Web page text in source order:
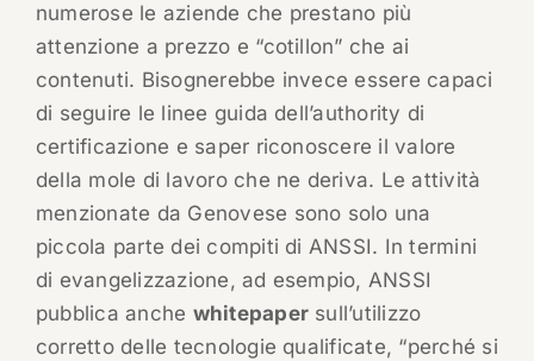
numerose le aziende che prestano più
attenzione a prezzo e “cotillon” che ai
contenuti. Bisognerebbe invece essere capaci
di seguire le linee guida dell’authority di
certificazione e saper riconoscere il valore
della mole di lavoro che ne deriva. Le attività
menzionate da Genovese sono solo una
piccola parte dei compiti di ANSSI. In termini
di evangelizzazione, ad esempio, ANSSI
pubblica anche whitepaper sull’utilizzo
corretto delle tecnologie qualificate, “perché si